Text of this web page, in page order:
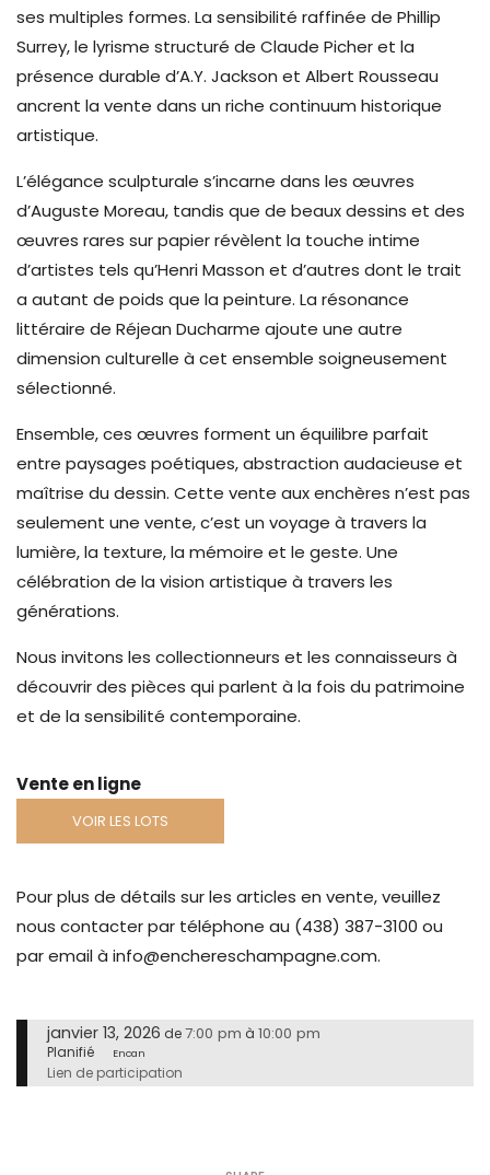
ses multiples formes. La sensibilité raffinée de Phillip
Surrey, le lyrisme structuré de Claude Picher et la
présence durable d’A.Y. Jackson et Albert Rousseau
ancrent la vente dans un riche continuum historique
artistique.
L’élégance sculpturale s’incarne dans les œuvres
d’Auguste Moreau, tandis que de beaux dessins et des
œuvres rares sur papier révèlent la touche intime
d’artistes tels qu’Henri Masson et d’autres dont le trait
a autant de poids que la peinture. La résonance
littéraire de Réjean Ducharme ajoute une autre
dimension culturelle à cet ensemble soigneusement
sélectionné.
Ensemble, ces œuvres forment un équilibre parfait
entre paysages poétiques, abstraction audacieuse et
maîtrise du dessin. Cette vente aux enchères n’est pas
seulement une vente, c’est un voyage à travers la
lumière, la texture, la mémoire et le geste. Une
célébration de la vision artistique à travers les
générations.
Nous invitons les collectionneurs et les connaisseurs à
découvrir des pièces qui parlent à la fois du patrimoine
et de la sensibilité contemporaine.
Vente en ligne
VOIR LES LOTS
Pour plus de détails sur les articles en vente, veuillez
nous contacter par téléphone au (438) 387-3100 ou
par email à info@enchereschampagne.com.
janvier 13, 2026 de7:00 pm à 10:00 pm
Planifié Encan
Lien de participation